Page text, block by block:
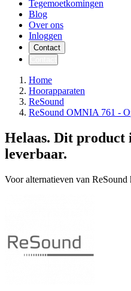
Tegemoetkomingen
Blog
Over ons
Inloggen
Contact
Home
Hoorapparaten
ReSound
ReSound OMNIA 761 -
Helaas. Dit product
leverbaar.
Voor alternatieven van ReSound